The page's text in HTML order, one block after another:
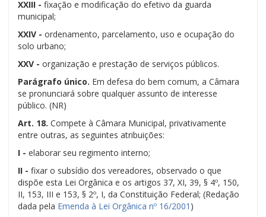
XXIII - fixação e modificação do efetivo da guarda
municipal;
XXIV - ordenamento, parcelamento, uso e ocupação do
solo urbano;
XXV - organização e prestação de serviços públicos.
Parágrafo único. Em defesa do bem comum, a Câmara
se pronunciará sobre qualquer assunto de interesse
público. (NR)
Art. 18. Compete à Câmara Municipal, privativamente
entre outras, as seguintes atribuições:
I - elaborar seu regimento interno;
II - fixar o subsídio dos vereadores, observado o que
dispõe esta Lei Orgânica e os artigos 37, XI, 39, § 4º, 150,
II, 153, III e 153, § 2º, I, da Constituição Federal; (Redação
dada pela Emenda à Lei Orgânica nº 16/2001 )